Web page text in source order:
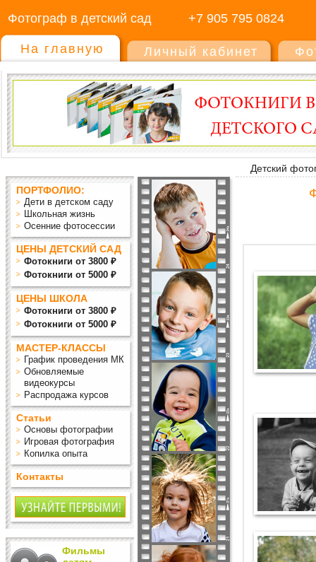
Фотограф в детский сад +7 905 795 0824
На главную Личный кабинет
Детский
ПОРТФОЛИО:
Дети в детском саду
Школьная жизнь
Осенние фотосессии
ЦЕНЫ ДЕТСКИЙ САД
Фотокниги от 3800 ₽
Фотокниги от 5000 ₽
ЦЕНЫ ШКОЛА
Фотокниги от 3800 ₽
Фотокниги от 5000 ₽
МАСТЕР-КЛАССЫ
График проведения МК
Обновляемые
видеокурсы
Распродажа курсов
Статьи
Основы фотографии
Игровая фотография
Копилка опыта
Контакты
Фильмы